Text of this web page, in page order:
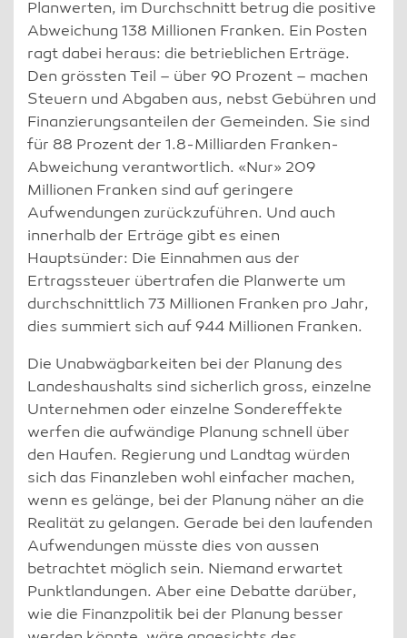
Planwerten, im Durchschnitt betrug die positive
Abweichung 138 Millionen Franken. Ein Posten
ragt dabei heraus: die betrieblichen Erträge.
Den grössten Teil – über 90 Prozent – machen
Steuern und Abgaben aus, nebst Gebühren und
Finanzierungsanteilen der Gemeinden. Sie sind
für 88 Prozent der 1.8-Milliarden Franken-
Abweichung verantwortlich. «Nur» 209
Millionen Franken sind auf geringere
Aufwendungen zurückzuführen. Und auch
innerhalb der Erträge gibt es einen
Hauptsünder: Die Einnahmen aus der
Ertragssteuer übertrafen die Planwerte um
durchschnittlich 73 Millionen Franken pro Jahr,
dies summiert sich auf 944 Millionen Franken.
Die Unabwägbarkeiten bei der Planung des
Landeshaushalts sind sicherlich gross, einzelne
Unternehmen oder einzelne Sondereffekte
werfen die aufwändige Planung schnell über
den Haufen. Regierung und Landtag würden
sich das Finanzleben wohl einfacher machen,
wenn es gelänge, bei der Planung näher an die
Realität zu gelangen. Gerade bei den laufenden
Aufwendungen müsste dies von aussen
betrachtet möglich sein. Niemand erwartet
Punktlandungen. Aber eine Debatte darüber,
wie die Finanzpolitik bei der Planung besser